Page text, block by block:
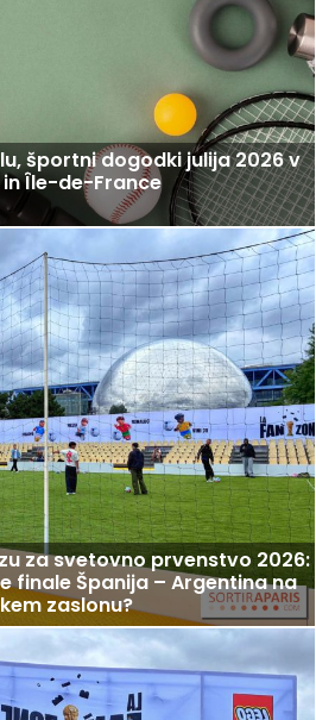
športni dogodki julija 2026 v
in Île-de-France
za svetovno prvenstvo 2026:
finale Španija – Argentina na
zaslonu?